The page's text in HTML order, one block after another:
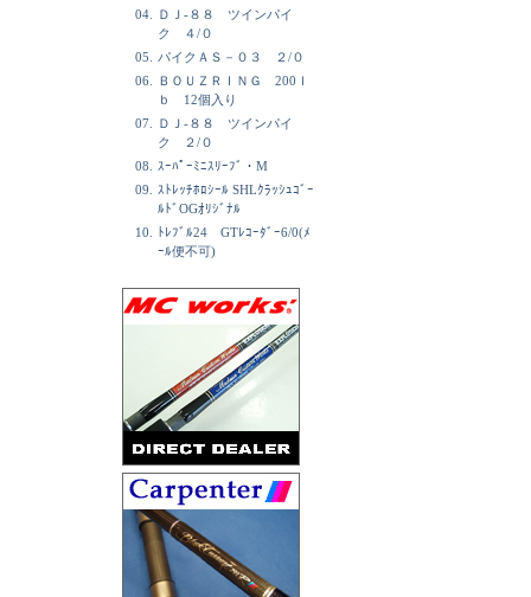
04.
ＤＪ-８８ ツインパイ
ク ４/０
05.
パイクＡＳ－０３ ２/０
06.
ＢＯＵＺＲＩＮＧ 200ｌ
ｂ 12個入り
07.
ＤＪ-８８ ツインパイ
ク ２/０
08.
ｽｰﾊﾟｰﾐﾆｽﾘｰﾌﾞ・M
09.
ｽﾄﾚｯﾁﾎﾛｼｰﾙ SHLｸﾗｯｼｭｺﾞｰ
ﾙﾄﾞOGｵﾘｼﾞﾅﾙ
10.
ﾄﾚﾌﾞﾙ24 GTﾚｺｰﾀﾞｰ6/0(ﾒ
ｰﾙ便不可)